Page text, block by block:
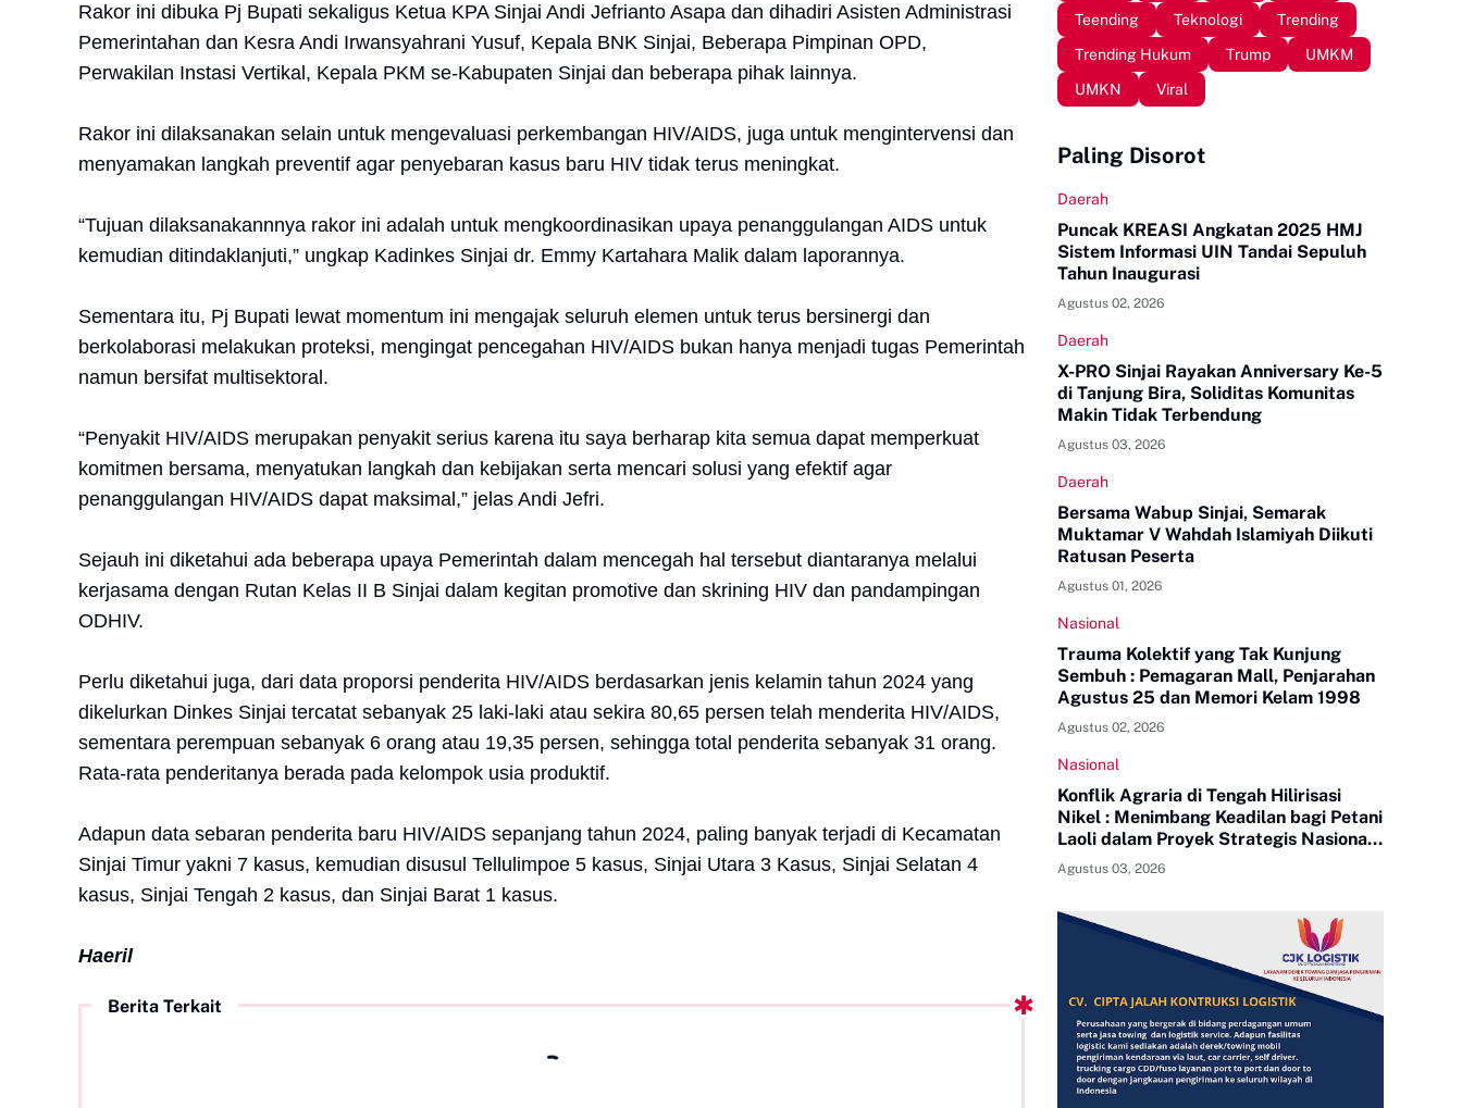
Rakor ini dibuka Pj Bupati sekaligus Ketua KPA Sinjai Andi Jefrianto Asapa dan dihadiri Asisten Administrasi
Pemerintahan dan Kesra Andi Irwansyahrani Yusuf, Kepala BNK Sinjai, Beberapa Pimpinan OPD,
Perwakilan Instasi Vertikal, Kepala PKM se-Kabupaten Sinjai dan beberapa pihak lainnya.
Rakor ini dilaksanakan selain untuk mengevaluasi perkembangan HIV/AIDS, juga untuk mengintervensi dan
menyamakan langkah preventif agar penyebaran kasus baru HIV tidak terus meningkat.
“Tujuan dilaksanakannnya rakor ini adalah untuk mengkoordinasikan upaya penanggulangan AIDS untuk
kemudian ditindaklanjuti,” ungkap Kadinkes Sinjai dr. Emmy Kartahara Malik dalam laporannya.
Sementara itu, Pj Bupati lewat momentum ini mengajak seluruh elemen untuk terus bersinergi dan
berkolaborasi melakukan proteksi, mengingat pencegahan HIV/AIDS bukan hanya menjadi tugas Pemerintah
namun bersifat multisektoral.
“Penyakit HIV/AIDS merupakan penyakit serius karena itu saya berharap kita semua dapat memperkuat
komitmen bersama, menyatukan langkah dan kebijakan serta mencari solusi yang efektif agar
penanggulangan HIV/AIDS dapat maksimal,” jelas Andi Jefri.
Sejauh ini diketahui ada beberapa upaya Pemerintah dalam mencegah hal tersebut diantaranya melalui
kerjasama dengan Rutan Kelas II B Sinjai dalam kegitan promotive dan skrining HIV dan pandampingan
ODHIV.
Perlu diketahui juga, dari data proporsi penderita HIV/AIDS berdasarkan jenis kelamin tahun 2024 yang
dikelurkan Dinkes Sinjai tercatat sebanyak 25 laki-laki atau sekira 80,65 persen telah menderita HIV/AIDS,
sementara perempuan sebanyak 6 orang atau 19,35 persen, sehingga total penderita sebanyak 31 orang.
Rata-rata penderitanya berada pada kelompok usia produktif.
Adapun data sebaran penderita baru HIV/AIDS sepanjang tahun 2024, paling banyak terjadi di Kecamatan
Sinjai Timur yakni 7 kasus, kemudian disusul Tellulimpoe 5 kasus, Sinjai Utara 3 Kasus, Sinjai Selatan 4
kasus, Sinjai Tengah 2 kasus, dan Sinjai Barat 1 kasus.
Haeril
Berita Terkait
Teending
Teknologi
Trending
Trending Hukum
Trump
UMKM
UMKN
Viral
Paling Disorot
Daerah
Puncak KREASI Angkatan 2025 HMJ
Sistem Informasi UIN Tandai Sepuluh
Tahun Inaugurasi
Agustus 02, 2026
Daerah
X-PRO Sinjai Rayakan Anniversary Ke-5
di Tanjung Bira, Soliditas Komunitas
Makin Tidak Terbendung
Agustus 03, 2026
Daerah
Bersama Wabup Sinjai, Semarak
Muktamar V Wahdah Islamiyah Diikuti
Ratusan Peserta
Agustus 01, 2026
Nasional
Trauma Kolektif yang Tak Kunjung
Sembuh : Pemagaran Mall, Penjarahan
Agustus 25 dan Memori Kelam 1998
Agustus 02, 2026
Nasional
Konflik Agraria di Tengah Hilirisasi
Nikel : Menimbang Keadilan bagi Petani
Laoli dalam Proyek Strategis Nasional
PT Indonesia Huali Industry Park
Agustus 03, 2026